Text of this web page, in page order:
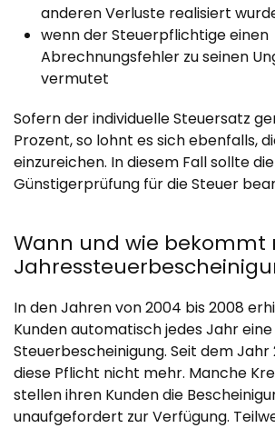
anderen Verluste realisiert
wenn der Steuerpflichtige einen
Abrechnungsfehler zu seinen
vermutet
Sofern der individuelle Steuersatz
Prozent, so lohnt es sich ebenfalls,
einzureichen. In diesem Fall sollte die
Günstigerprüfung für die Steuer
Wann und wie bekommt
In den Jahren von 2004 bis 2008
Kunden automatisch jedes Jahr eine
Steuerbescheinigung. Seit dem
diese Pflicht nicht mehr. Manche
stellen ihren Kunden die
unaufgefordert zur Verfügung.